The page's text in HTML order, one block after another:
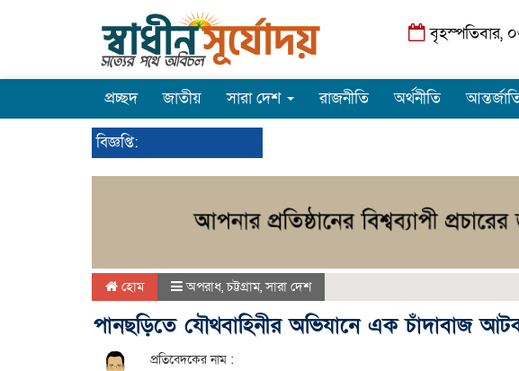
বৃহস্পতিবার,
প্রচ্ছদ জাতীয় সারা দেশ রাজনীতি অর্থনীতি
বিজ্ঞপ্তি:
হোম অপরাধ,চট্টগ্রাম,সারা দেশ
পানছড়িতে যৌথবাহিনীর অভিযানে এক চাঁদাবাজ
প্রতিবেদকের নাম :